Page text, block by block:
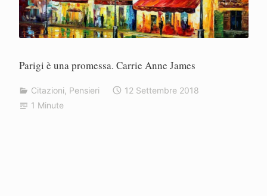
Parigi è una promessa. Carrie Anne James
o
Citazioni, Pensieri
12 Settembre 2018
1 Minute